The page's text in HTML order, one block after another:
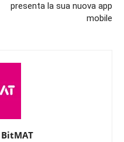
presenta la sua nuova app
mobile